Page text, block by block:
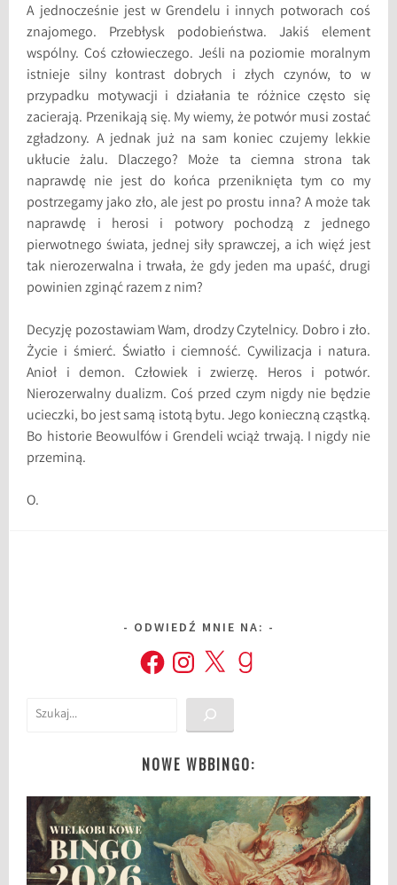
A jednocześnie jest w Grendelu i innych potworach coś
znajomego. Przebłysk podobieństwa. Jakiś element
wspólny. Coś człowieczego. Jeśli na poziomie moralnym
istnieje silny kontrast dobrych i złych czynów, to w
przypadku motywacji i działania te różnice często się
zacierają. Przenikają się. My wiemy, że potwór musi zostać
zgładzony. A jednak już na sam koniec czujemy lekkie
ukłucie żalu. Dlaczego? Może ta ciemna strona tak
naprawdę nie jest do końca przeniknięta tym co my
postrzegamy jako zło, ale jest po prostu inna? A może tak
naprawdę i herosi i potwory pochodzą z jednego
pierwotnego świata, jednej siły sprawczej, a ich więź jest
tak nierozerwalna i trwała, że gdy jeden ma upaść, drugi
powinien zginąć razem z nim?
Decyzję pozostawiam Wam, drodzy Czytelnicy. Dobro i zło.
Życie i śmierć. Światło i ciemność. Cywilizacja i natura.
Anioł i demon. Człowiek i zwierzę. Heros i potwór.
Nierozerwalny dualizm. Coś przed czym nigdy nie będzie
ucieczki, bo jest samą istotą bytu. Jego konieczną cząstką.
Bo historie Beowulfów i Grendeli wciąż trwają. I nigdy nie
przeminą.
O.
ODWIEDŹ MNIE NA:
FacebookInstagram
X Goodreads
Szukaj
NOWE WBBINGO: